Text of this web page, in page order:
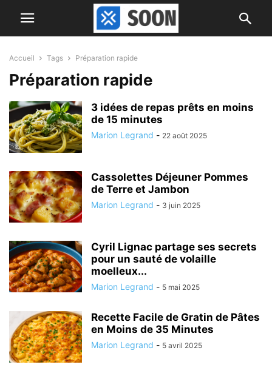
Accueil Tags Préparation rapide
Préparation rapide
3 idées de repas prêts en moins
de 15 minutes
Marion Legrand - 22 août 2025
Cassolettes Déjeuner Pommes
de Terre et Jambon
Marion Legrand - 3 juin 2025
Cyril Lignac partage ses secrets
pour un sauté de volaille
moelleux...
Marion Legrand - 5 mai 2025
Recette Facile de Gratin de Pâtes
en Moins de 35 Minutes
Marion Legrand - 5 avril 2025